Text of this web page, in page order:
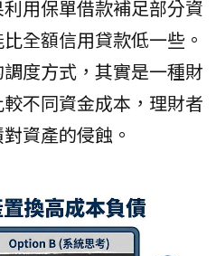
用保單借款補足部分資
全額信用貸款低一些。
度方式，其實是一種財
不同資金成本，理財者
資產的侵蝕。